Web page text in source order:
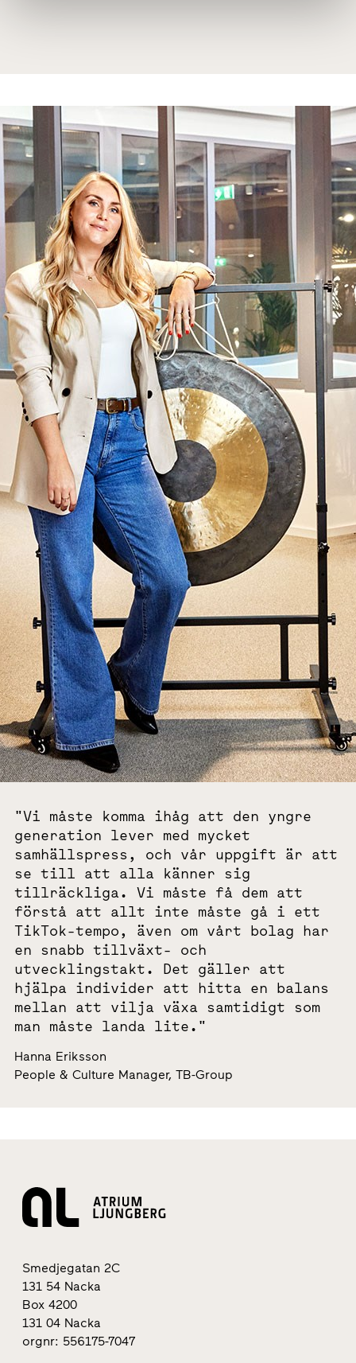
"Vi måste komma ihåg att den yngre
generation lever med mycket
samhällspress, och vår uppgift är att
se till att alla känner sig
tillräckliga. Vi måste få dem att
förstå att allt inte måste gå i ett
TikTok-tempo, även om vårt bolag har
en snabb tillväxt- och
utvecklingstakt. Det gäller att
hjälpa individer att hitta en balans
mellan att vilja växa samtidigt som
man måste landa lite."
Hanna Eriksson
People & Culture Manager, TB-Group
Smedjegatan 2C
131 54 Nacka
Box 4200
131 04 Nacka
orgnr: 556175-7047